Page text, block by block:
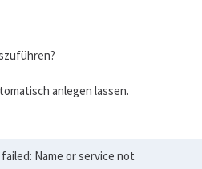
anlegen lassen.
failed: Name or service not